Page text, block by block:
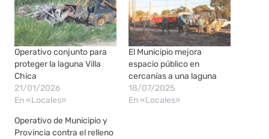
Operativo conjunto para
proteger la laguna Villa
Chica
21/01/2026
En «Locales»
El Municipio mejora
espacio público en
cercanías a una laguna
18/07/2025
En «Locales»
Operativo de Municipio y
Provincia contra el relleno